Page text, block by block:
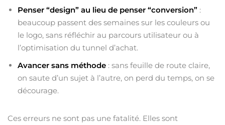
Penser “design” au lieu de penser “conversion” :
beaucoup passent des semaines sur les couleurs ou
le logo, sans réfléchir au parcours utilisateur ou à
l’optimisation du tunnel d’achat.
Avancer sans méthode : sans feuille de route claire,
on saute d’un sujet à l’autre, on perd du temps, on se
décourage.
Ces erreurs ne sont pas une fatalité. Elles sont